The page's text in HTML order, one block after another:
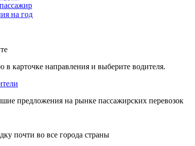
на год
карточке направления и выберите водителя.
предложения на рынке пассажирских перевозок
почти во все города страны